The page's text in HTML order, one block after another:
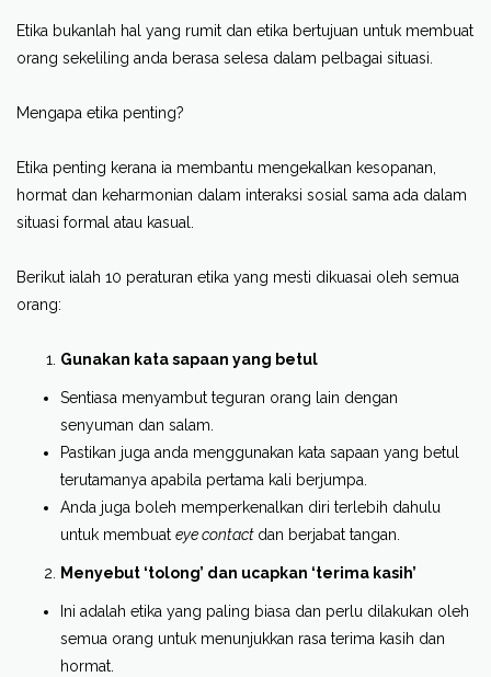
Etika bukanlah hal yang rumit dan etika bertujuan untuk membuat
orang sekeliling anda berasa selesa dalam pelbagai situasi.
Mengapa etika penting?
Etika penting kerana ia membantu mengekalkan kesopanan,
hormat dan keharmonian dalam interaksi sosial sama ada dalam
situasi formal atau kasual.
Berikut ialah 10 peraturan etika yang mesti dikuasai oleh semua
orang:
Gunakan kata sapaan yang betul
Sentiasa menyambut teguran orang lain dengan
senyuman dan salam.
Pastikan juga anda menggunakan kata sapaan yang betul
terutamanya apabila pertama kali berjumpa.
Anda juga boleh memperkenalkan diri terlebih dahulu
untuk membuat eye contact dan berjabat tangan.
Menyebut ‘tolong’ dan ucapkan ‘terima kasih’
Ini adalah etika yang paling biasa dan perlu dilakukan oleh
semua orang untuk menunjukkan rasa terima kasih dan
hormat.